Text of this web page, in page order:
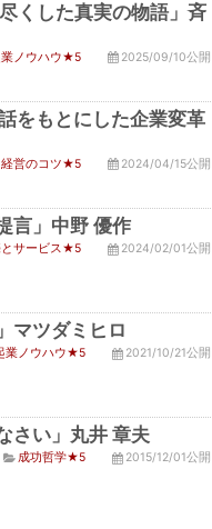
くした真実の物語」斉
ノウハウ★5 2025/09/10公開
をもとにした企業変革
経営のコツ★5 2024/04/15公開
言」中野 優作
サービス★5 2024/02/01公開
マツダミヒロ
業ノウハウ★5 2021/10/21公開
さい」丸井 章夫
成功哲学★5 2015/12/01公開